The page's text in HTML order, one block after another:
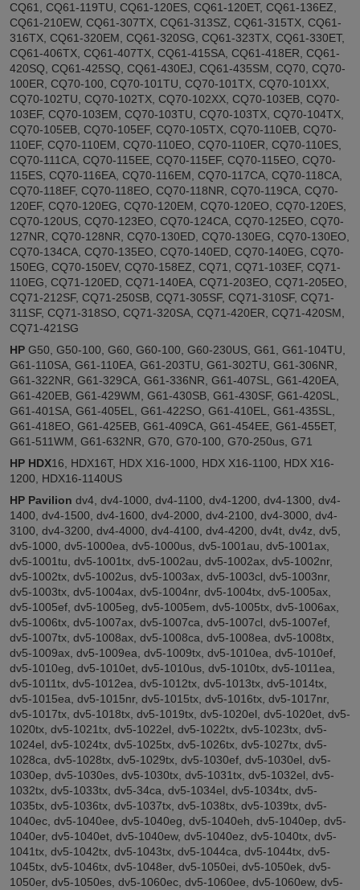
CQ61, CQ61-119TU, CQ61-120ES, CQ61-120ET, CQ61-136EZ,
CQ61-210EW, CQ61-307TX, CQ61-313SZ, CQ61-315TX, CQ61-
316TX, CQ61-320EM, CQ61-320SG, CQ61-323TX, CQ61-330ET,
CQ61-406TX, CQ61-407TX, CQ61-415SA, CQ61-418ER, CQ61-
420SQ, CQ61-425SQ, CQ61-430EJ, CQ61-435SM, CQ70, CQ70-
100ER, CQ70-100, CQ70-101TU, CQ70-101TX, CQ70-101XX,
CQ70-102TU, CQ70-102TX, CQ70-102XX, CQ70-103EB, CQ70-
103EF, CQ70-103EM, CQ70-103TU, CQ70-103TX, CQ70-104TX,
CQ70-105EB, CQ70-105EF, CQ70-105TX, CQ70-110EB, CQ70-
110EF, CQ70-110EM, CQ70-110EO, CQ70-110ER, CQ70-110ES,
CQ70-111CA, CQ70-115EE, CQ70-115EF, CQ70-115EO, CQ70-
115ES, CQ70-116EA, CQ70-116EM, CQ70-117CA, CQ70-118CA,
CQ70-118EF, CQ70-118EO, CQ70-118NR, CQ70-119CA, CQ70-
120EF, CQ70-120EG, CQ70-120EM, CQ70-120EO, CQ70-120ES,
CQ70-120US, CQ70-123EO, CQ70-124CA, CQ70-125EO, CQ70-
127NR, CQ70-128NR, CQ70-130ED, CQ70-130EG, CQ70-130EO,
CQ70-134CA, CQ70-135EO, CQ70-140ED, CQ70-140EG, CQ70-
150EG, CQ70-150EV, CQ70-158EZ, CQ71, CQ71-103EF, CQ71-
110EG, CQ71-120ED, CQ71-140EA, CQ71-203EO, CQ71-205EO,
CQ71-212SF, CQ71-250SB, CQ71-305SF, CQ71-310SF, CQ71-
311SF, CQ71-318SO, CQ71-320SA, CQ71-420ER, CQ71-420SM,
CQ71-421SG
HP G50, G50-100, G60, G60-100, G60-230US, G61, G61-104TU,
G61-110SA, G61-110EA, G61-203TU, G61-302TU, G61-306NR,
G61-322NR, G61-329CA, G61-336NR, G61-407SL, G61-420EA,
G61-420EB, G61-429WM, G61-430SB, G61-430SF, G61-420SL,
G61-401SA, G61-405EL, G61-422SO, G61-410EL, G61-435SL,
G61-418EO, G61-425EB, G61-409CA, G61-454EE, G61-455ET,
G61-511WM, G61-632NR, G70, G70-100, G70-250us, G71
HP HDX16, HDX16T, HDX X16-1000, HDX X16-1100, HDX X16-
1200, HDX16-1140US
HP Pavilion dv4, dv4-1000, dv4-1100, dv4-1200, dv4-1300, dv4-
1400, dv4-1500, dv4-1600, dv4-2000, dv4-2100, dv4-3000, dv4-
3100, dv4-3200, dv4-4000, dv4-4100, dv4-4200, dv4t, dv4z, dv5,
dv5-1000, dv5-1000ea, dv5-1000us, dv5-1001au, dv5-1001ax,
dv5-1001tu, dv5-1001tx, dv5-1002au, dv5-1002ax, dv5-1002nr,
dv5-1002tx, dv5-1002us, dv5-1003ax, dv5-1003cl, dv5-1003nr,
dv5-1003tx, dv5-1004ax, dv5-1004nr, dv5-1004tx, dv5-1005ax,
dv5-1005ef, dv5-1005eg, dv5-1005em, dv5-1005tx, dv5-1006ax,
dv5-1006tx, dv5-1007ax, dv5-1007ca, dv5-1007cl, dv5-1007ef,
dv5-1007tx, dv5-1008ax, dv5-1008ca, dv5-1008ea, dv5-1008tx,
dv5-1009ax, dv5-1009ea, dv5-1009tx, dv5-1010ea, dv5-1010ef,
dv5-1010eg, dv5-1010et, dv5-1010us, dv5-1010tx, dv5-1011ea,
dv5-1011tx, dv5-1012ea, dv5-1012tx, dv5-1013tx, dv5-1014tx,
dv5-1015ea, dv5-1015nr, dv5-1015tx, dv5-1016tx, dv5-1017nr,
dv5-1017tx, dv5-1018tx, dv5-1019tx, dv5-1020el, dv5-1020et, dv5-
1020tx, dv5-1021tx, dv5-1022el, dv5-1022tx, dv5-1023tx, dv5-
1024el, dv5-1024tx, dv5-1025tx, dv5-1026tx, dv5-1027tx, dv5-
1028ca, dv5-1028tx, dv5-1029tx, dv5-1030ef, dv5-1030el, dv5-
1030ep, dv5-1030es, dv5-1030tx, dv5-1031tx, dv5-1032el, dv5-
1032tx, dv5-1033tx, dv5-34ca, dv5-1034el, dv5-1034tx, dv5-
1035tx, dv5-1036tx, dv5-1037tx, dv5-1038tx, dv5-1039tx, dv5-
1040ec, dv5-1040ee, dv5-1040eg, dv5-1040eh, dv5-1040ep, dv5-
1040er, dv5-1040et, dv5-1040ew, dv5-1040ez, dv5-1040tx, dv5-
1041tx, dv5-1042tx, dv5-1043tx, dv5-1044ca, dv5-1044tx, dv5-
1045tx, dv5-1046tx, dv5-1048er, dv5-1050ei, dv5-1050ek, dv5-
1050er, dv5-1050es, dv5-1060ec, dv5-1060ee, dv5-1060ew, dv5-